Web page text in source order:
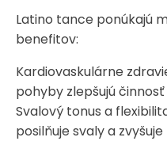
Latino tance ponúkajú
benefitov:
Kardiovaskulárne
pohyby zlepšujú
Svalový tonus a
posilňuje svaly a